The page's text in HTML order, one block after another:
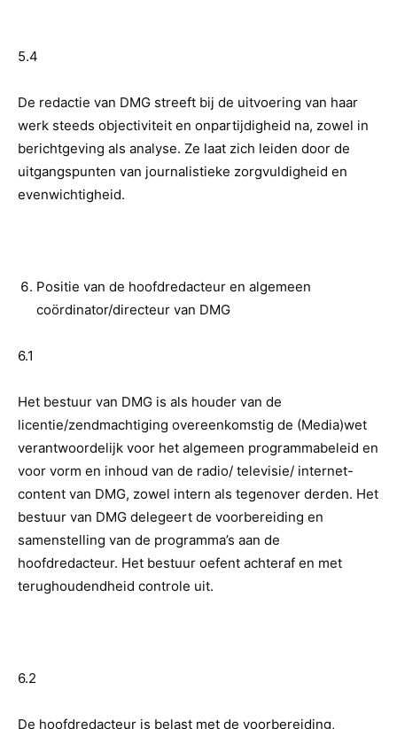
5.4
De redactie van DMG streeft bij de uitvoering van haar
werk steeds objectiviteit en onpartijdigheid na, zowel in
berichtgeving als analyse. Ze laat zich leiden door de
uitgangspunten van journalistieke zorgvuldigheid en
evenwichtigheid.
Positie van de hoofdredacteur en algemeen
coördinator/directeur van DMG
6.1
Het bestuur van DMG is als houder van de
licentie/zendmachtiging overeenkomstig de (Media)wet
verantwoordelijk voor het algemeen programmabeleid en
voor vorm en inhoud van de radio/ televisie/ internet-
content van DMG, zowel intern als tegenover derden. Het
bestuur van DMG delegeert de voorbereiding en
samenstelling van de programma’s aan de
hoofdredacteur. Het bestuur oefent achteraf en met
terughoudendheid controle uit.
6.2
De hoofdredacteur is belast met de voorbereiding,